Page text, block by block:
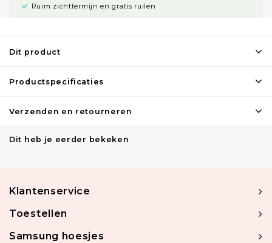
Ruim zichttermijn en gratis ruilen
Dit product
Productspecificaties
Verzenden en retourneren
Dit heb je eerder bekeken
Klantenservice
Toestellen
Samsung hoesjes